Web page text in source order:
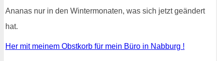
Ananas nur in den Wintermonaten, was sich jetzt geändert
hat.
Her mit meinem Obstkorb für mein Büro in Nabburg !